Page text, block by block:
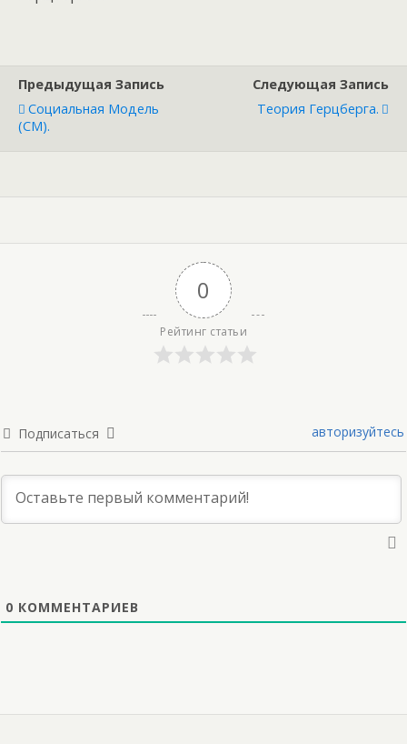
Предыдущая Запись
Социальная Модель
(СМ).
Следующая Запись
Теория Герцберга.
0
Рейтинг статьи
Подписаться авторизуйтесь
0 КОММЕНТАРИЕВ